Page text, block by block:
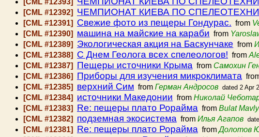
[CML #12393]
[CML #12392] ЧЕМПИОНАТ КИЕВА ПО
[CML #12391] Свежие фото из пещеры Гондурас. from
[CML #12390] машина на майские на караби from
[CML #12389] Экологическая акция на Баскунчаке from
[CML #12388] С Днем Геолога всех спелеологов! from
[CML #12387] Пещеры источники Крыма from Самохин
[CML #12386] Приборы для изучения микроклимата
[CML #12385] верхний Сим from Герман Андросов dated 2 Apr
[CML #12384] источники Македонии from Николай
[CML #12383] Re: пещеры плато Рорайма from Bulat
[CML #12382] подземная экосистема from Илья Агапов
[CML #12381] Re: пещеры плато Рорайма fromДолотов